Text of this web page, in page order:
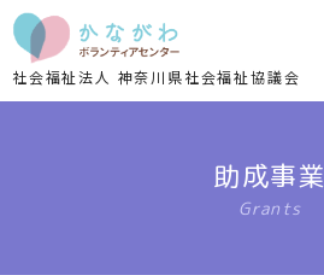
内
容
を
ス
内
容
を
ス
社会福祉法人 神奈川県社会福祉協議会
助成事業
Grants